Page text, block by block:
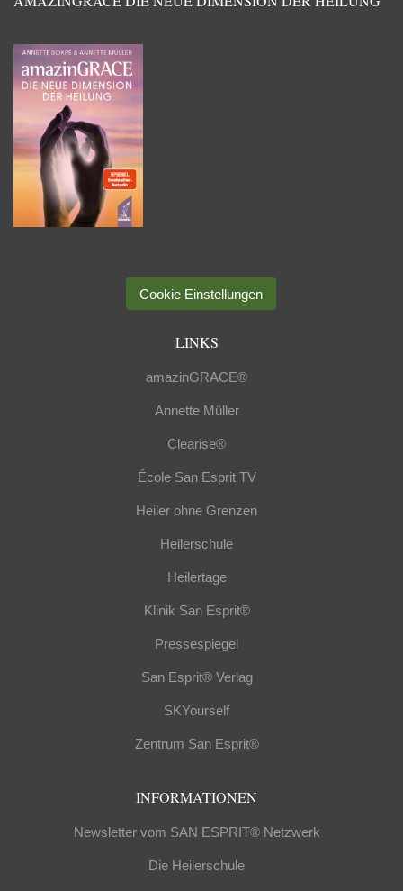
Cookie Einstellungen
LINKS
amazinGRACE®
Annette Müller
Clearise®
École San Esprit TV
Heiler ohne Grenzen
Heilerschule
Heilertage
Klinik San Esprit®
Pressespiegel
San Esprit® Verlag
SKYourself
Zentrum San Esprit®
INFORMATIONEN
Newsletter vom SAN ESPRIT® Netzwerk
Die Heilerschule